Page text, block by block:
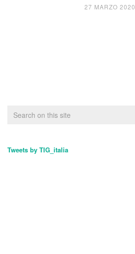
27 MARZO 2020
Tweets by TIG_italia